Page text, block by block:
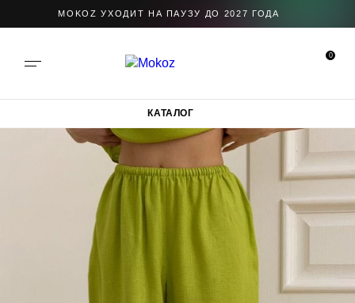
MOKOZ УХОДИТ НА ПАУЗУ ДО 2027 ГОДА
0